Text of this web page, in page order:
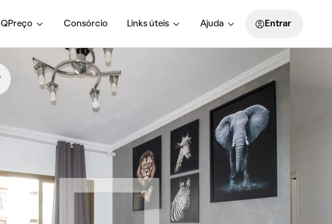
QPreço Consórcio Links úteis Ajuda Entrar